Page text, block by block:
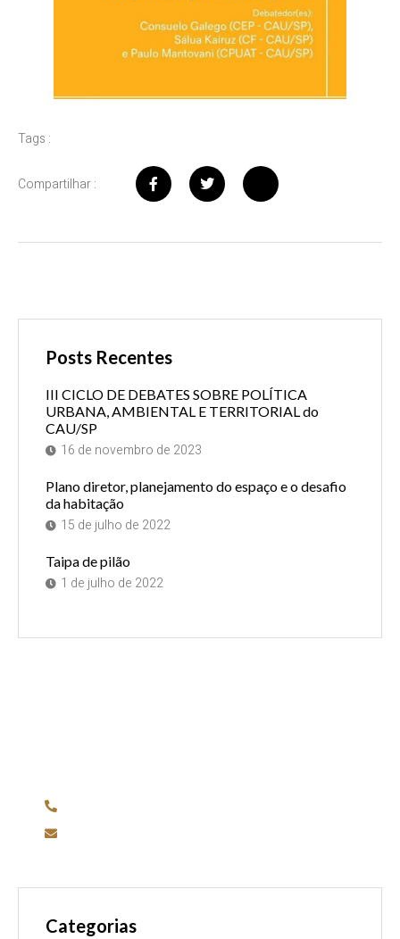
Tags :
Compartilhar :
Posts Recentes
III CICLO DE DEBATES SOBRE POLÍTICA
URBANA, AMBIENTAL E TERRITORIAL do
CAU/SP
16 de novembro de 2023
Plano diretor, planejamento do espaço e o desafio
da habitação
15 de julho de 2022
Taipa de pilão
1 de julho de 2022
Categorias